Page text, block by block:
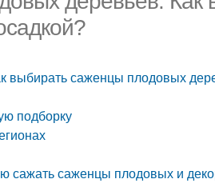
выбирать саженцы плодовых
подборку
сажать саженцы плодовых и